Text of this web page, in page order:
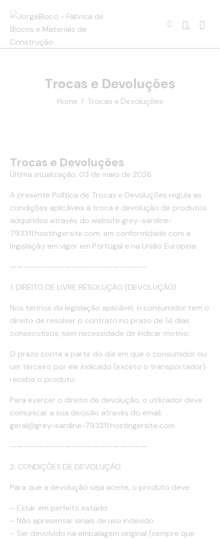
0
Trocas e Devoluções
Home Trocas e Devoluções
Trocas e Devoluções
Última atualização: 03 de maio de 2026
A presente Política de Trocas e Devoluções regula as
condições aplicáveis à troca e devolução de produtos
adquiridos através do website grey-sardine-
793311.hostingersite.com, em conformidade com a
legislação em vigor em Portugal e na União Europeia.
————————————————————
1. DIREITO DE LIVRE RESOLUÇÃO (DEVOLUÇÃO)
Nos termos da legislação aplicável, o consumidor tem o
direito de resolver o contrato no prazo de 14 dias
consecutivos, sem necessidade de indicar motivo.
O prazo conta a partir do dia em que o consumidor ou
um terceiro por ele indicado (exceto o transportador)
recebe o produto.
Para exercer o direito de devolução, o utilizador deve
comunicar a sua decisão através do email:
geral@grey-sardine-793311.hostingersite.com
————————————————————
2. CONDIÇÕES DE DEVOLUÇÃO
Para que a devolução seja aceite, o produto deve:
– Estar em perfeito estado
– Não apresentar sinais de uso indevido
– Ser devolvido na embalagem original (sempre que